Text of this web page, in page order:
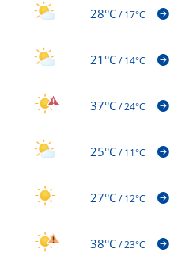
28°C/17°C
21°C/14°C
37°C/24°C
25°C/11°C
27°C/12°C
38°C/23°C